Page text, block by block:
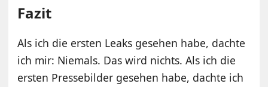
Fazit
Als ich die ersten Leaks gesehen habe, dachte
ich mir: Niemals. Das wird nichts. Als ich die
ersten Pressebilder gesehen habe, dachte ich